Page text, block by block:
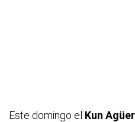
Este domingo el Kun